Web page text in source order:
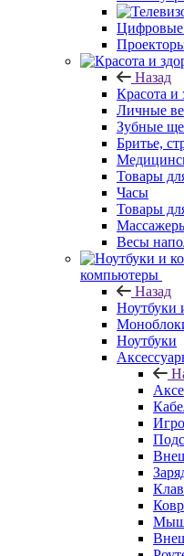
Цифровые
Назад
Красота и
Личные
Зубные
Бритье,
Товары
Часы
Товары
Весы
компьютеры
Назад
Ноутбуки
Ноутбуки